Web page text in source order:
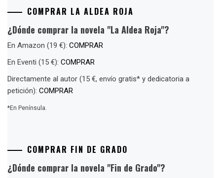
COMPRAR LA ALDEA ROJA
¿Dónde comprar la novela "La Aldea Roja"?
En Amazon (19 €): COMPRAR
En Eventi (15 €): COMPRAR
Directamente al autor (15 €, envío gratis* y dedicatoria a
petición): COMPRAR
*En Península.
COMPRAR FIN DE GRADO
¿Dónde comprar la novela "Fin de Grado"?